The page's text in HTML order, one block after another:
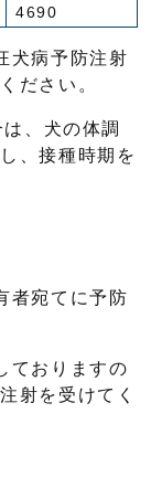
4690
犬病予防注射
ださい。
、犬の体調
、接種時期を
者宛てに予防
ておりますの
射を受けてく